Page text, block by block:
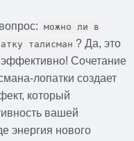
можно ли в
талисман ? Да, это
Сочетание
лопатки создает
который
вашей
энергия нового